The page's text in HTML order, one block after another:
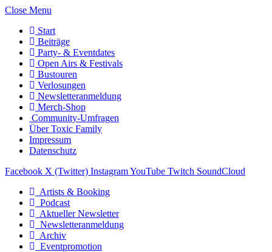
Close Menu
Start
Beiträge
Party- & Eventdates
Open Airs & Festivals
Bustouren
Verlosungen
Newsletteranmeldung
Merch-Shop
Community-Umfragen
Über Toxic Family
Impressum
Datenschutz
Facebook X (Twitter) InstagramYouTube Twitch SoundCloud
Artists & Booking
Podcast
Aktueller Newsletter
Newsletteranmeldung
Archiv
Eventpromotion